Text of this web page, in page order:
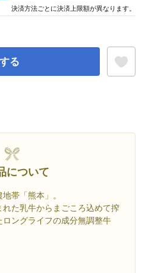
る
について
帯「熊本」。
た乳牛からまごころ込めて搾
ングライフの成分無調整牛
決済方法ごとに決済上限額が異なります。